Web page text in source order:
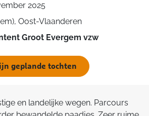
2025
Oost-Vlaanderen
Groot Evergem vzw
geplande tochten
en landelijke wegen. Parcours